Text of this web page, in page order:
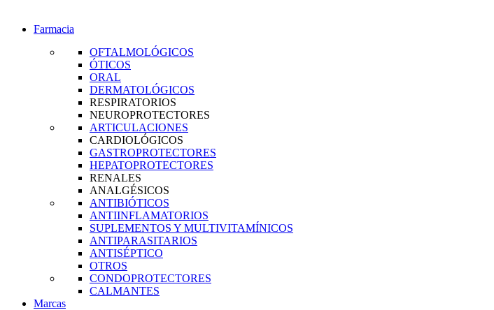
Farmacia
OFTALMOLÓGICOS
ÓTICOS
ORAL
DERMATOLÓGICOS
RESPIRATORIOS
NEUROPROTECTORES
ARTICULACIONES
CARDIOLÓGICOS
GASTROPROTECTORES
HEPATOPROTECTORES
RENALES
ANALGÉSICOS
ANTIBIÓTICOS
ANTIINFLAMATORIOS
SUPLEMENTOS Y MULTIVITAMÍNICOS
ANTIPARASITARIOS
ANTISÉPTICO
OTROS
CONDOPROTECTORES
CALMANTES
Marcas